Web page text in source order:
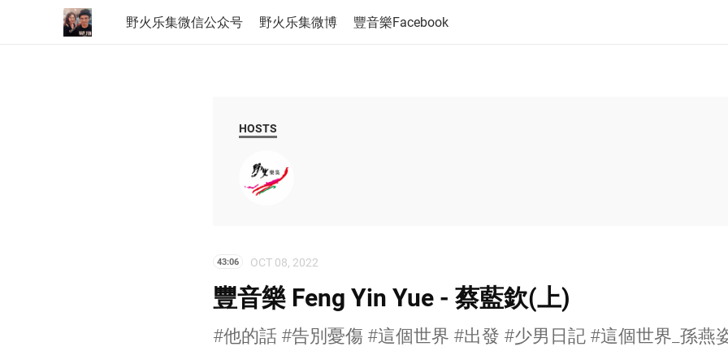
野火乐集微信公众号 野火乐集微博 豐音樂Facebook
HOSTS
43:06 OCT 08, 2022
豐音樂 Feng Yin Yue - 蔡藍欽(上)
#他的話 #告別憂傷 #這個世界 #出發 #少男日記 #這個世界_孫燕